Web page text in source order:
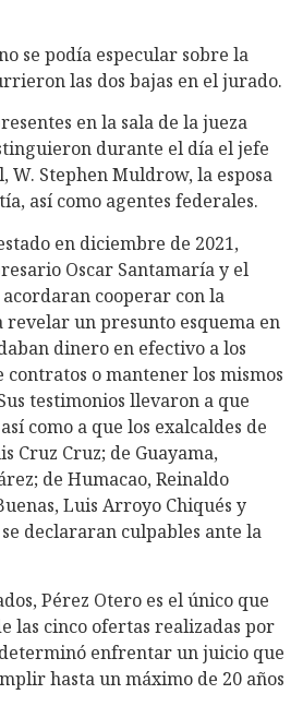
se podía especular sobre la
las dos bajas en el jurado.
en la sala de la jueza
durante el día el jefe
W. Stephen Muldrow, la esposa
así como agentes federales.
en diciembre de 2021,
Oscar Santamaría y el
cooperar con la
un presunto esquema en
dinero en efectivo a los
contratos o mantener los mismos
testimonios llevaron a que
como a que los exalcaldes de
Cruz Cruz; de Guayama,
de Humacao, Reinaldo
Luis Arroyo Chiqués y
declararan culpables ante la
Pérez Otero es el único que
las cinco ofertas realizadas por
enfrentar un juicio que
hasta un máximo de 20 años